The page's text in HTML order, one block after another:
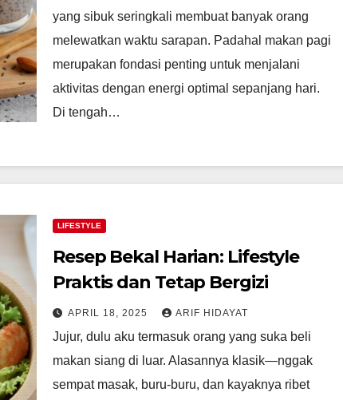
yang sibuk seringkali membuat banyak orang
melewatkan waktu sarapan. Padahal makan pagi
merupakan fondasi penting untuk menjalani
aktivitas dengan energi optimal sepanjang hari.
Di tengah…
LIFESTYLE
Resep Bekal Harian: Lifestyle
Praktis dan Tetap Bergizi
APRIL 18, 2025 ARIF HIDAYAT
Jujur, dulu aku termasuk orang yang suka beli
makan siang di luar. Alasannya klasik—nggak
sempat masak, buru-buru, dan kayaknya ribet